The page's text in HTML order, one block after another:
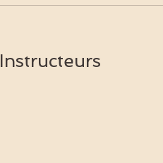
Instructeurs